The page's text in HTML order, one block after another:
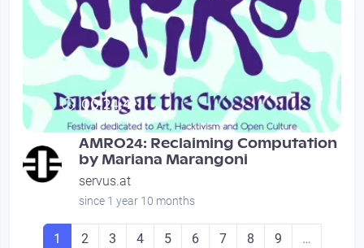
00:24:41
AMRO24: Reclaiming Computation
by Mariana Marangoni
servus.at
since 1 year 10 months
Seitennummerierung
Seite
1 Seite
2 Seite
3 Seite
4 Seite
5 Seite
6 Seite
7 Seite
8 Seite
9
…